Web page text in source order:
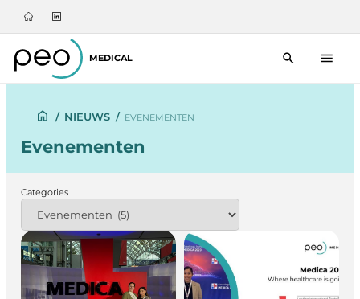
MEDICAL
/ NIEUWS / EVENEMENTEN
Evenementen
Categories